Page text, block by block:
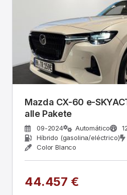
Mazda CX-60 e-
alle Pakete
09-2024 Automático
Híbrido (gasolina/eléctrico)
Color Blanco
44.457 €